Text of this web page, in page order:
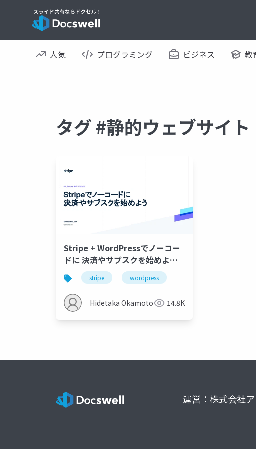
人気 プログラミング ビジネス 教
タグ #静的ウェブサイ
Stripe + WordPressでノーコー
ドに 決済やサブスクを始めよう
ワークショップ
stripe wordpress
Hidetaka Okamoto 14.8K
運営：株式会社